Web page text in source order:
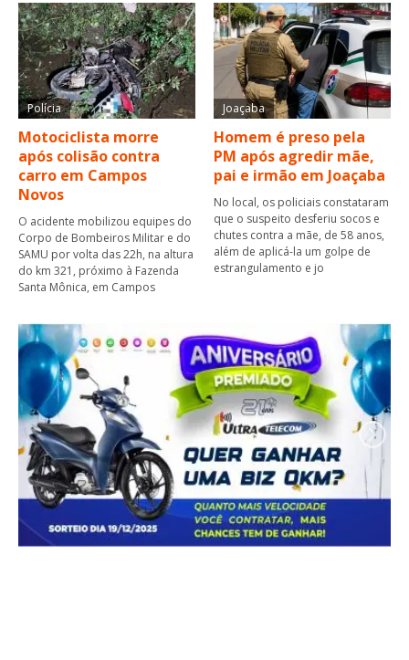
Polícia
Motociclista morre
após colisão contra
carro em Campos
Novos
O acidente mobilizou equipes do
Corpo de Bombeiros Militar e do
SAMU por volta das 22h, na altura
do km 321, próximo à Fazenda
Santa Mônica, em Campos
Joaçaba
Homem é preso pela
PM após agredir mãe,
pai e irmão em Joaçaba
No local, os policiais constataram
que o suspeito desferiu socos e
chutes contra a mãe, de 58 anos,
além de aplicá-la um golpe de
estrangulamento e jo